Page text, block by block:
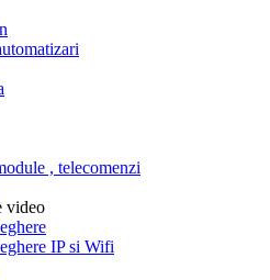
, telecomenzi
video
IP si Wifi